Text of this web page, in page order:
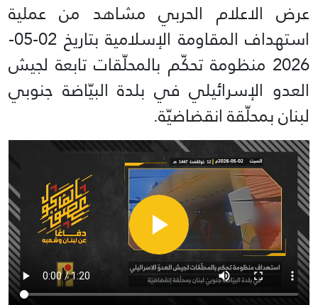
عرض الاعلام الحربي مشاهد من عملية
استهداف المقاومة الإسلامية بتاريخ 02-05-
2026 منظومة تحكّم بالمحلّقات تابعة لجيش
العدو الإسرائيلي في بلدة البيّاضة جنوبي
لبنان بمحلّقة انقضاضيّة.